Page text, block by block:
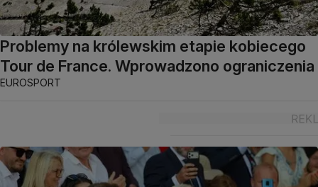
Problemy na królewskim etapie kobiecego
Tour de France. Wprowadzono ograniczenia
EUROSPORT